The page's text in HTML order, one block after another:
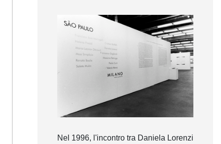
Nel 1996, l'incontro tra Daniela Lorenzi